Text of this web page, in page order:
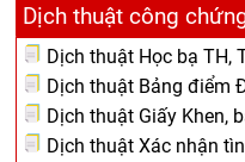
Dịch thuật công
Dịch thuật Học bạ TH,
Dịch thuật Bảng điểm
Dịch thuật Giấy Khen,
Dịch thuật Xác nhận